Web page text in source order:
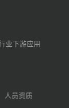
业下游应用
人员资质